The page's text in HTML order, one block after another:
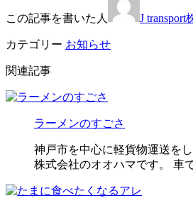
この記事を書いた人 J transport
カテゴリー お知らせ
関連記事
ラーメンのすごさ
神戸市を中心に軽貨物運送を
株式会社のオオハマです。 車